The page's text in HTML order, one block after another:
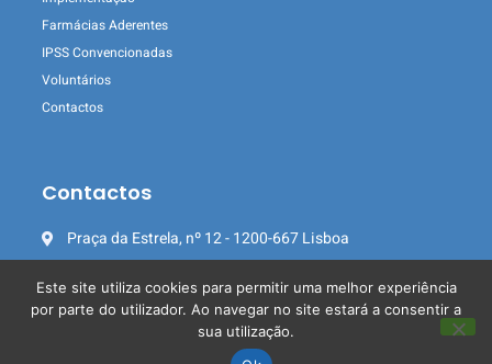
Farmácias Aderentes
IPSS Convencionadas
Voluntários
Contactos
Contactos
Praça da Estrela, nº 12 - 1200-667 Lisboa
Banco Farmacêutico
Este site utiliza cookies para permitir uma melhor experiência
por parte do utilizador. Ao navegar no site estará a consentir a
sua utilização.